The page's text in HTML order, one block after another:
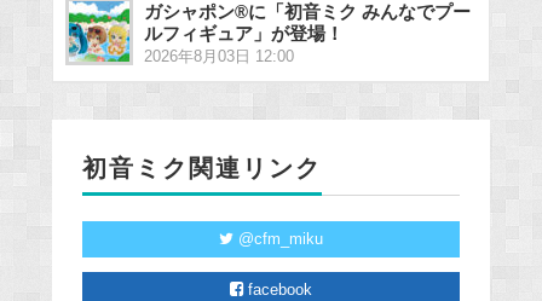
ガシャポン®に「初音ミク みんなでプー
ルフィギュア」が登場！
2026年8月03日 12:00
初音ミク関連リンク
@cfm_miku
facebook